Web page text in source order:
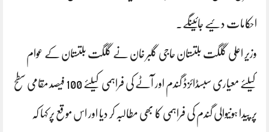
احکامات دئیے جائینگے۔
وزیر اعلی گلگت بلتستان حاجی گلبر خان نے گلگت بلتستان کے عوام
کیلئے معیاری سبسڈائزڈ گندم اور آٹے کی فراہمی کیلئے 100 فیصد مقامی سطح
پر پیدا ہونیوالی گندم کی فراہمی کا بھی مطالبہ کر دیا اور اس موقع پر کہا کہ